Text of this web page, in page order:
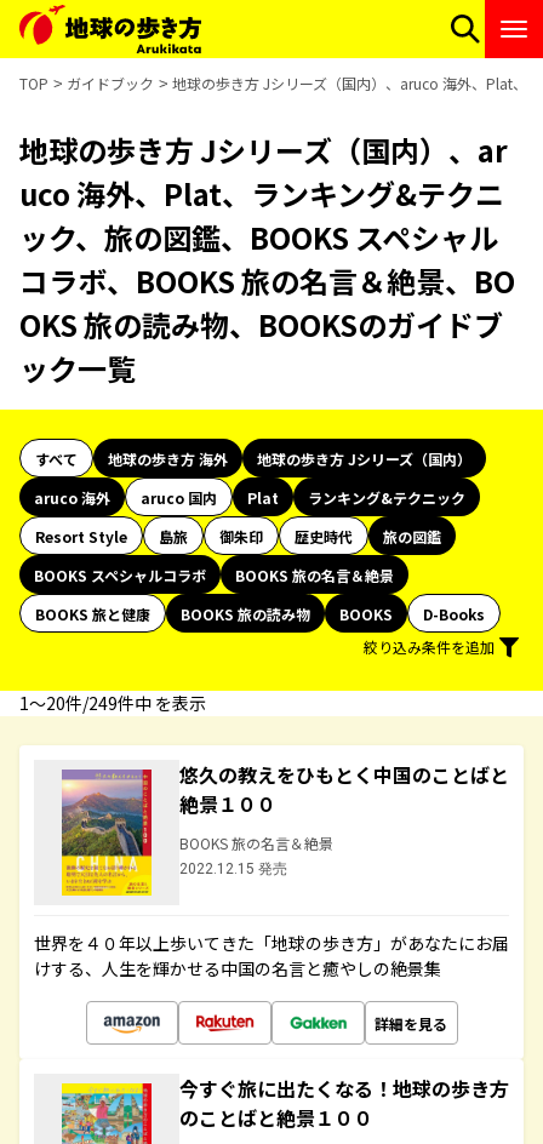
TOP ガイドブック 地球の歩き方 Jシリーズ（国内）、aruco 海外、Plat、
地球の歩き方 Jシリーズ（国内）、ar
uco 海外、Plat、ランキング&テクニ
ック、旅の図鑑、BOOKS スペシャル
コラボ、BOOKS 旅の名言＆絶景、BO
OKS 旅の読み物、BOOKSのガイドブ
ック一覧
すべて 地球の歩き方 海外
地球の歩き方 Jシリーズ（国内）
aruco 海外
aruco 国内 Plat
ランキング&テクニック
Resort Style
島旅 御朱印 歴史時代
旅の図鑑
BOOKS スペシャルコラボ
BOOKS 旅の名言＆絶景
BOOKS 旅と健康
BOOKS 旅の読み物 BOOKS
D-Books
絞り込み条件を追加
1〜20件/249件中 を表示
悠久の教えをひもとく中国のことばと
絶景１００
BOOKS 旅の名言＆絶景
2022.12.15 発売
世界を４０年以上歩いてきた「地球の歩き方」があなたにお届
けする、人生を輝かせる中国の名言と癒やしの絶景集
詳細を見る
今すぐ旅に出たくなる！地球の歩き方
のことばと絶景１００